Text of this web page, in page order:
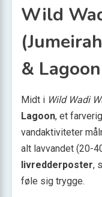
Wild
& Lagoon
Midt i Wild Wadi
Lagoon, et
vandaktiviteter
alt lavvandet (20-
livredderposter,
føle sig trygge.